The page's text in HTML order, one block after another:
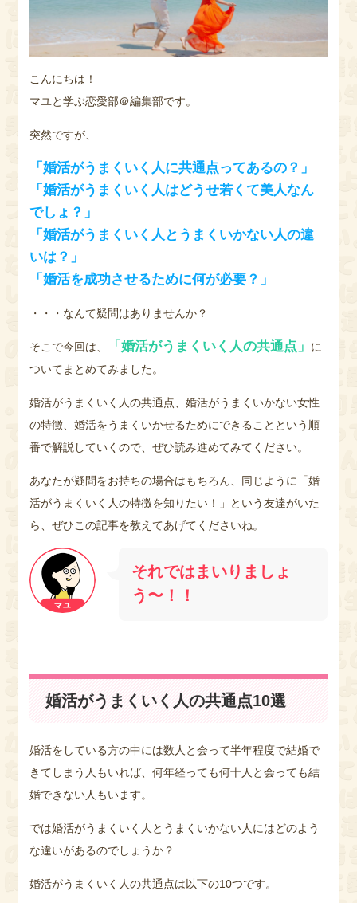
こんにちは！
マユと学ぶ恋愛部＠編集部です。
突然ですが、
「婚活がうまくいく人に共通点ってあるの？」
「婚活がうまくいく人はどうせ若くて美人なん
でしょ？」
「婚活がうまくいく人とうまくいかない人の違
いは？」
「婚活を成功させるために何が必要？」
・・・なんて疑問はありませんか？
そこで今回は、 「婚活がうまくいく人の共通点」
に
ついてまとめてみました。
婚活がうまくいく人の共通点、婚活がうまくいかない女性
の特徴、婚活をうまくいかせるためにできることという順
番で解説していくので、ぜひ読み進めてみてください。
あなたが疑問をお持ちの場合はもちろん、同じように「婚
活がうまくいく人の特徴を知りたい！」という友達がいた
ら、ぜひこの記事を教えてあげてくださいね。
それではまいりましょ
う〜！！
婚活がうまくいく人の共通点10選
婚活をしている方の中には数人と会って半年程度で結婚で
きてしまう人もいれば、何年経っても何十人と会っても結
婚できない人もいます。
では婚活がうまくいく人とうまくいかない人にはどのよう
な違いがあるのでしょうか？
婚活がうまくいく人の共通点は以下の10つです。